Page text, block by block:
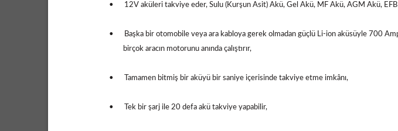
• 12V aküleri takviye eder, Sulu (Kurşun Asit) Akü, Gel Akü, MF Akü, AGM Akü,
•
Başka bir otomobile veya ara kabloya gerek olmadan güçlü Li-ion aküsüyle 700
birçok aracın motorunu anında çalıştırır,
• Tamamen bitmiş bir aküyü bir saniye içerisinde takviye etme imkânı,
• Tek bir şarj ile 20 defa akü takviye yapabilir,